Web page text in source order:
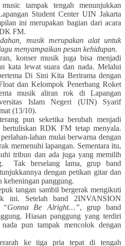
musictampak tengah menunjukkan
Student Center UIN Jakarta
ini merupakan bagian dari acara
FM.
musik merupakan alat untuk
menyampaikan pesan kehidupan.
konser musik juga bisa menjadi
kata lewat suara dan nada. Melalui
Di Sini Kita Berirama dengan
dan Kelompok Penerbang Roket
musik aliran rok di Lapangan
Islam Negeri (UIN) Syarif
(13/10).
pun seketika berubah menjadi
RDK FM tetap menyala.
lahan mulai berwarna dengan
memenuhi lapangan. Sementara itu,
tribun dan ada juga yang memilih
Tak berselang lama, grup band
dengan petikan gitar dan
keheningan panggung.
tangan sambil bergerak mengikuti
ini. Setelah band 2INVANSION
“Gonna Be Alright…”, grup band
Hiasan panggung yang terdiri
pun tampak mencolok dengan
ke tiga pria tepat di tengah